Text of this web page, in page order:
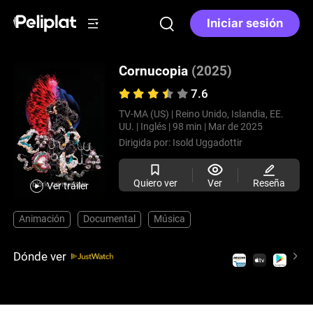
Iniciar sesión
Ver tráiler
Cornucopia (2025)
7.6
TV-MA (US) | Reino Unido, Islandia, EE.
UU. | Inglés | 98 min | Mar de 2025
Dirigida por: Isold Uggadottir
Quiero ver Ver Reseña
Animación Documental Música
Dónde ver